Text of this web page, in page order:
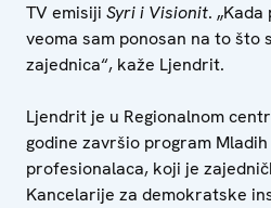
TV emisiji Syri i Visionit.
veoma sam ponosan na to što
zajednica“, kaže Ljendrit.
Ljendrit je u Regionalnom
godine završio program
profesionalaca, koji je
Kancelarije za demokratske